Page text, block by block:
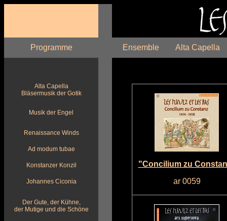
Programme Ensemble Alta Capella
"Concilium zu
ar 0059
Alta Capella
Bläsermusik der Gotik
Musik der Engel
Renaissance Winds
Ad modum tubae
Konstanzer Konzil
Johannes Ciconia
Der Gute, der Kühne,
der Mutige und die Schöne